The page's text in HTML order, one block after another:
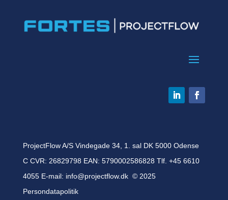
ProjectFlow A/S Vindegade 34, 1. sal DK 5000 Odense
C CVR: 26829798 EAN: 5790002586828 Tlf. +45 6610
4055 E-mail: info@projectflow.dk© 2025
Persondatapolitik